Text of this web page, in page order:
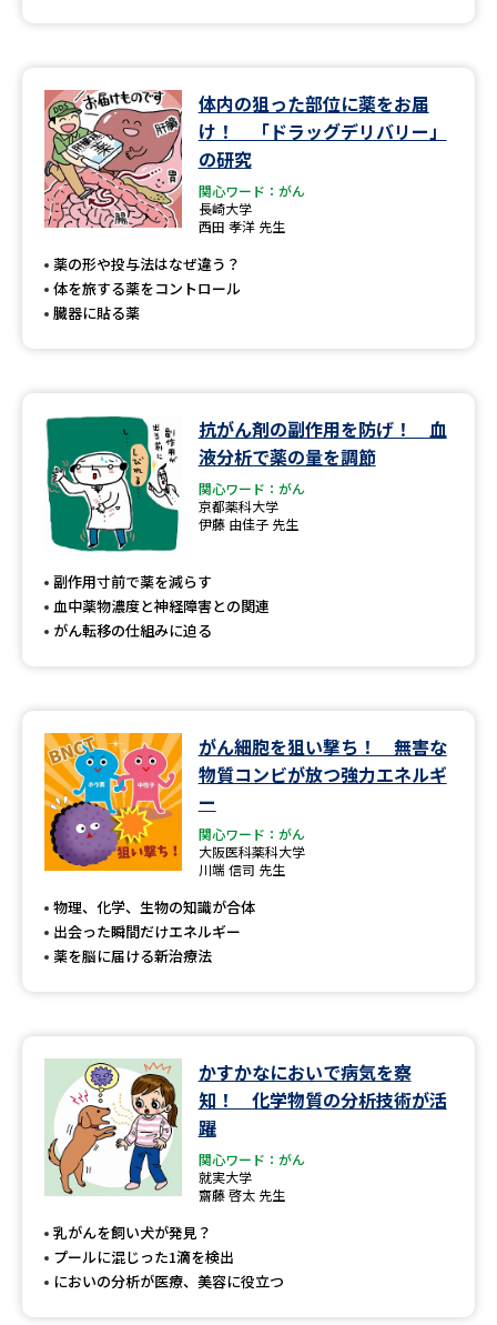
体内の狙った部位に薬をお届
け！ 「ドラッグデリバリー」
の研究
関心ワード：がん
長崎大学
西田 孝洋 先生
薬の形や投与法はなぜ違う？
体を旅する薬をコントロール
臓器に貼る薬
抗がん剤の副作用を防げ！ 血
液分析で薬の量を調節
関心ワード：がん
京都薬科大学
伊藤 由佳子 先生
副作用寸前で薬を減らす
血中薬物濃度と神経障害との関連
がん転移の仕組みに迫る
がん細胞を狙い撃ち！ 無害な
物質コンビが放つ強力エネルギ
ー
関心ワード：がん
大阪医科薬科大学
川端 信司 先生
物理、化学、生物の知識が合体
出会った瞬間だけエネルギー
薬を脳に届ける新治療法
かすかなにおいで病気を察
知！ 化学物質の分析技術が活
躍
関心ワード：がん
就実大学
齋藤 啓太 先生
乳がんを飼い犬が発見？
プールに混じった1滴を検出
においの分析が医療、美容に役立つ